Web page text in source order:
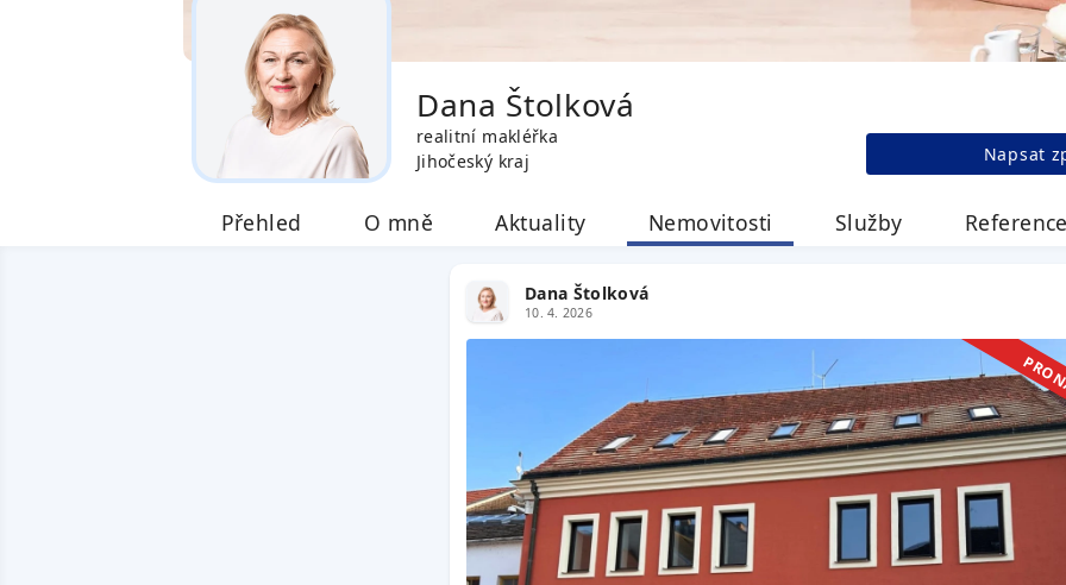
Dana Štolková
realitní makléřka
Jihočeský kraj
Napsat
Přehled O mně Aktuality Nemovitosti Služby
Dana Štolková
10. 4. 2026